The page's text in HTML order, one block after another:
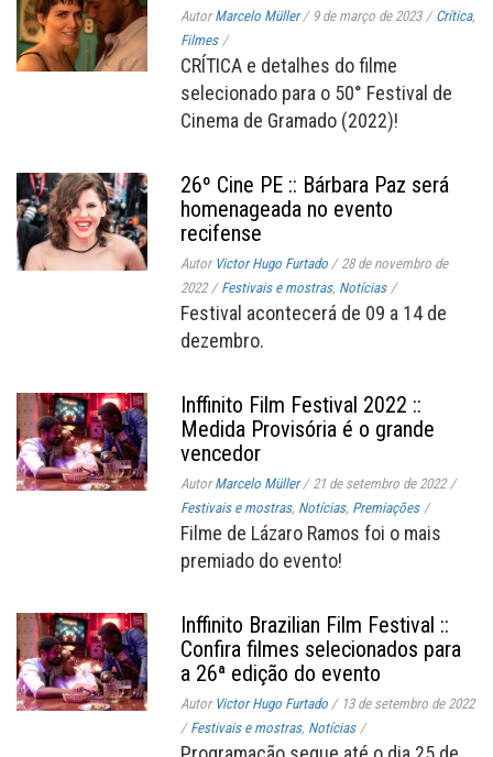
AutorMarcelo Müller / 9 de março de 2023 / Crítica,
Filmes /
CRÍTICA e detalhes do filme
selecionado para o 50° Festival de
Cinema de Gramado (2022)!
26º Cine PE :: Bárbara Paz será
homenageada no evento
recifense
Autor Victor Hugo Furtado / 28 de novembro de
2022 / Festivais e mostras, Notícias /
Festival acontecerá de 09 a 14 de
dezembro.
Inffinito Film Festival 2022 ::
Medida Provisória é o grande
vencedor
AutorMarcelo Müller / 21 de setembro de 2022 /
Festivais e mostras, Notícias, Premiações /
Filme de Lázaro Ramos foi o mais
premiado do evento!
Inffinito Brazilian Film Festival ::
Confira filmes selecionados para
a 26ª edição do evento
Autor Victor Hugo Furtado / 13 de setembro de 2022
/ Festivais e mostras, Notícias /